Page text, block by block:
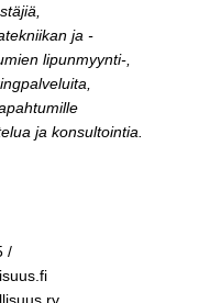
ja -
lipunmyynti-,
ja konsultointia.
/
ry